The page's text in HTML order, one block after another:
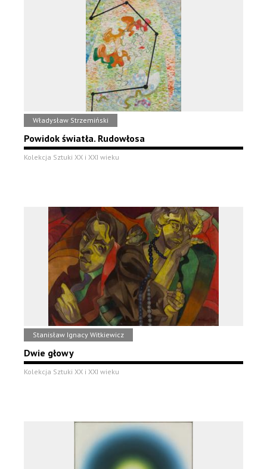
Władysław Strzemiński
Powidok światła. Rudowłosa
Kolekcja Sztuki XX i XXI wieku
Stanisław Ignacy Witkiewicz
Dwie głowy
Kolekcja Sztuki XX i XXI wieku